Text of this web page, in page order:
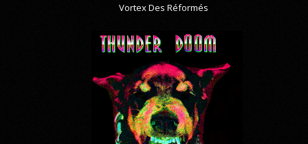
Vortex Des Réformés